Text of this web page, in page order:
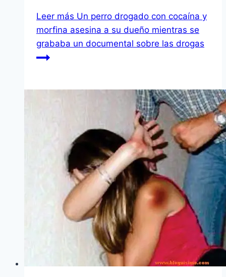
Leer más Un perro drogado con cocaína y
morfina asesina a su dueño mientras se
grababa un documental sobre las drogas